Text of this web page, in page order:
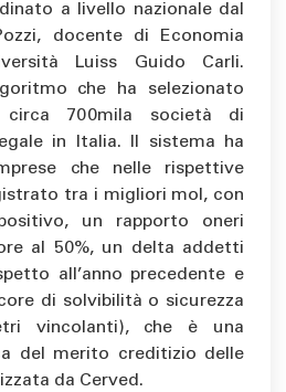
a livello nazionale dal
docente di Economia
Luiss Guido Carli.
che ha selezionato
circa 700mila società di
in Italia. Il sistema ha
che nelle rispettive
tra i migliori mol, con
un rapporto oneri
al 50%, un delta addetti
all’anno precedente e
di solvibilità o sicurezza
vincolanti), che è una
del merito creditizio delle
da Cerved.